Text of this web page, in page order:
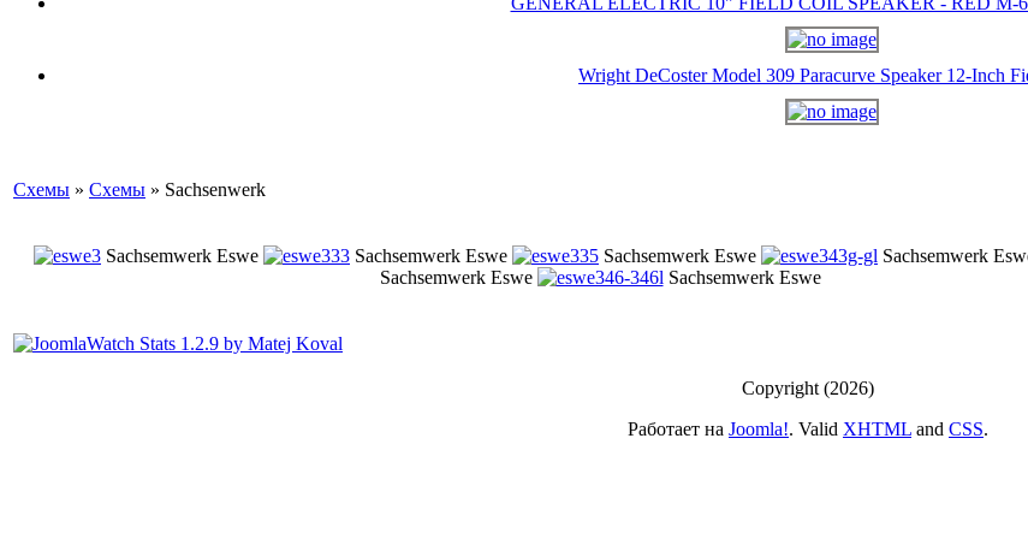
Wright DeCoster Model 309 Paracurve Speaker 12-Inch
Схемы » Схемы » Sachsenwerk
Sachsemwerk Eswe Sachsemwerk Eswe Sachsemwerk Eswe
Sachsemwerk
Sachsemwerk Eswe
Sachsemwerk Eswe
Copyright (2026)
Работает на Joomla!. Valid XHTML and CSS.